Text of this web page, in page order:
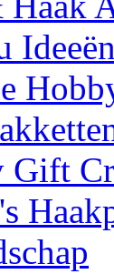
Ideeën
Gift